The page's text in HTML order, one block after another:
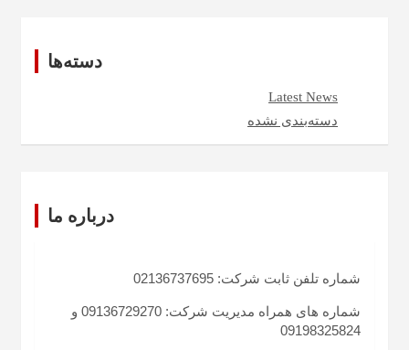
دسته‌ها
Latest News
دسته‌بندی نشده
درباره ما
شماره تلفن ثابت شرکت: 02136737695
شماره های همراه مدیریت شرکت: 09136729270 و
09198325824